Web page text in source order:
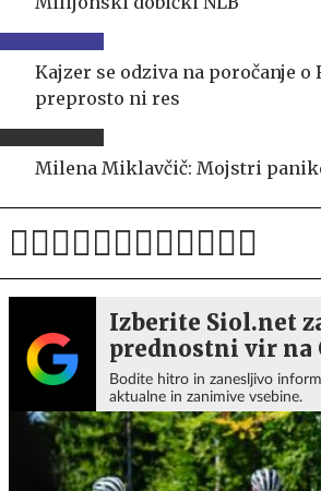
Kajzer se odziva na poročanje o
preprosto ni res
Milena Miklavčič: Mojstri
Izberite Siol.net
prednostni vir na
Bodite hitro in zanesljivo
aktualne in zanimive vsebine.